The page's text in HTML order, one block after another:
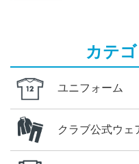
カテ
ユニフォーム
クラブ公式ウェ